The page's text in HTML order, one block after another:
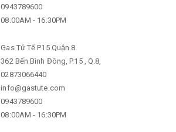
0943789600
08:00AM - 16:30PM
Gas Tử Tế P15 Quận 8
362 Bến Bình Đông, P.15 , Q.8,
02873066440
info@gastute.com
0943789600
08:00AM - 16:30PM